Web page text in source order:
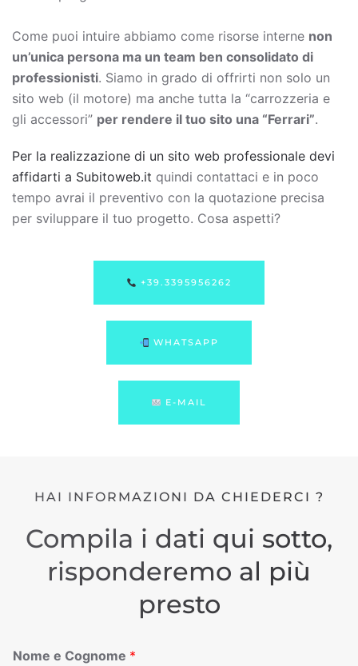
Come puoi intuire abbiamo come risorse interne non
un’unica persona ma un team ben consolidato di
professionisti. Siamo in grado di offrirti non solo un
sito web (il motore) ma anche tutta la “carrozzeria e
gli accessori” per rendere il tuo sito una “Ferrari”.
Per la realizzazione di un sito web professionale devi
affidarti a Subitoweb.it quindi contattaci e in poco
tempo avrai il preventivo con la quotazione precisa
per sviluppare il tuo progetto. Cosa aspetti?
+39.3395956262
WHATSAPP
E-MAIL
HAI INFORMAZIONI DA CHIEDERCI ?
Compila i dati qui sotto,
risponderemo al più
presto
Nome e Cognome *